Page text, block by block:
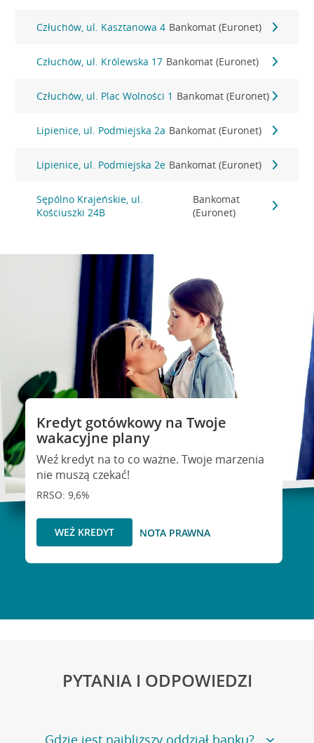
Człuchów, ul. Kasztanowa 4 Bankomat (Euronet)
Człuchów, ul. Królewska 17 Bankomat (Euronet)
Człuchów, ul. Plac Wolności 1 Bankomat (Euronet)
Lipienice, ul. Podmiejska 2a Bankomat (Euronet)
Lipienice, ul. Podmiejska 2e Bankomat (Euronet)
Sępólno Krajeńskie, ul.
Kościuszki 24B
Bankomat
(Euronet)
Kredyt gotówkowy na Twoje
wakacyjne plany
Weź kredyt na to co ważne. Twoje marzenia
nie muszą czekać!
RRSO: 9,6%
WEŹ KREDYT NOTA PRAWNA
PYTANIA I ODPOWIEDZI
Gdzie jest najbliższy oddział banku?